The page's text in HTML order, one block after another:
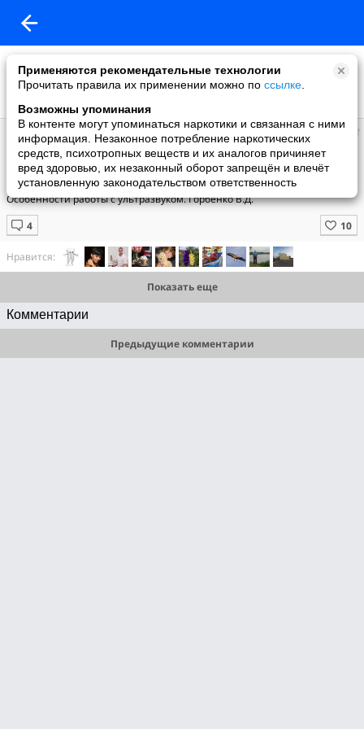
Применяются рекомендательные технологии
Прочитать правила их применении можно по ссылке
Возможны упоминания
В контенте могут упоминаться наркотики и связанная с ними
информация. Незаконное потребление наркотических
средств, психотропных веществ и их аналогов причиняет
вред здоровью, их незаконный оборот запрещён и влечёт
установленную законодательством ответственность
Борис
добавил видео
15.07.2011
Особенности работы с ультразвуком. Горбенко В.Д. www.dlux.biz
Особенности работы с ультразвуком. Горбенко В.Д.
Нравится:
Показать еще
Комментарии
Предыдущие комментарии